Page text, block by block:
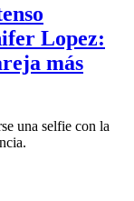
Lopez:
más
una selfie con la